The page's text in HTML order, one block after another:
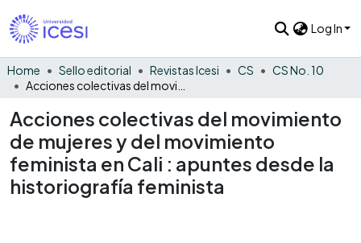
Log In
Home Sello editorial Revistas Icesi CS
CS No. 10
Acciones colectivas del movimiento
de mujeres y del movimiento
feminista en Cali : apuntes desde la
historiografía feminista